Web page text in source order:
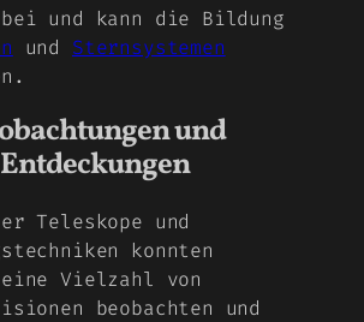
bei und kann die Bildung
und Sternsystemen
und
Entdeckungen
Teleskope und
konnten
eine Vielzahl von
beobachten und